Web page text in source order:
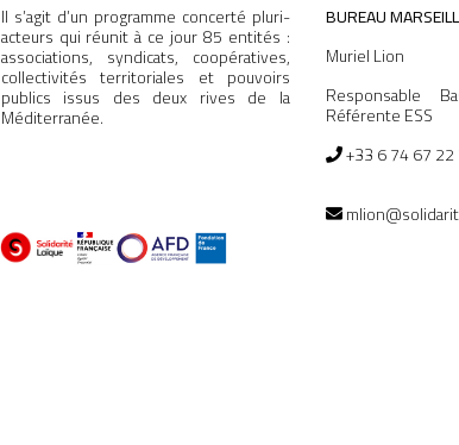
Il s’agit d’un programme concerté pluri-
acteurs qui réunit à ce jour 85 entités :
associations, syndicats, coopératives,
collectivités territoriales et pouvoirs
publics issus des deux rives de la
Méditerranée.
BUREAU
Muriel Lion
Responsable
Référente ESS
+33 6 74 67 22